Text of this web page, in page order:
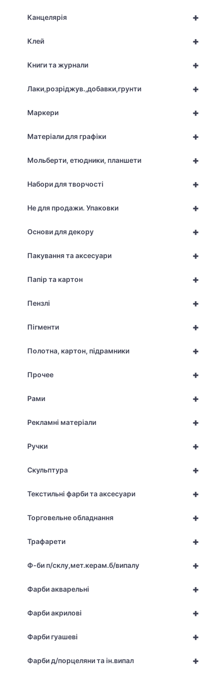
+
Канцелярія
+
Клей
+
Книги та журнали
+
Лаки,розріджув.,добавки,грунти
+
Маркери
+
Матеріали для графіки
+
Мольберти, етюдники, планшети
+
Набори для творчості
+
Не для продажи. Упаковки
+
Основи для декору
+
Пакування та аксесуари
+
Папір та картон
+
Пензлі
+
Пігменти
+
Полотна, картон, підрамники
+
Прочее
+
Рами
+
Рекламні матеріали
+
Ручки
+
Скульптура
+
Текстильні фарби та аксесуари
+
Торговельне обладнання
+
Трафарети
+
Ф-би п/склу,мет.керам.б/випалу
+
Фарби акварельні
+
Фарби акрилові
+
Фарби гуашеві
+
Фарби д/порцеляни та ін.випал